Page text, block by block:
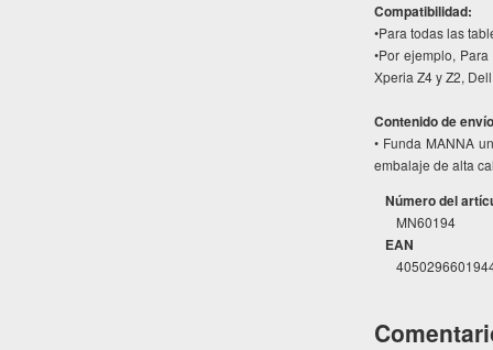
Compatibilidad:
•Para todas las
•Por ejemplo,
Xperia Z4 y Z2,
Contenido de
• Funda MANNA
embalaje de alta
Número del
MN60194
EAN